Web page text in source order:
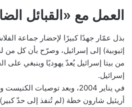
العمل مع «القبائل
بذل عمّار جهدًا كبيرًا لإحضار جماعة
إثيوبية) إلى إسرائيل، وصرّح بأن كل من
من بيتا إسرائيل يُعدّ يهوديًا وينبغي على
إسرائيل.
في يناير 2004، وبعد توصيات
أريئيل شارون خطة (لم تُنفذ إلى حدّ